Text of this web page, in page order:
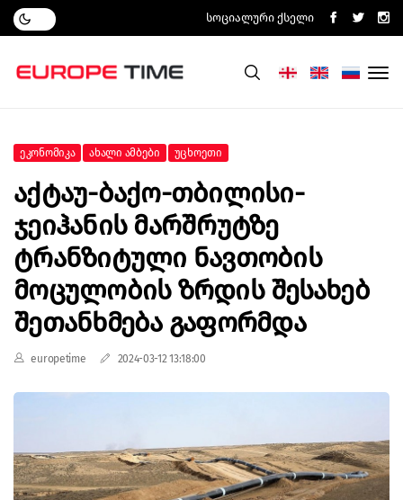
Სოციალური Ქსელი
Ეკონომიკა Ახალი Ამბები Უცხოეთი
Აქტაუ-Ბაქო-Თბილისი-
Ჯეიჰანის Მარშრუტზე
Ტრანზიტული Ნავთობის
Მოცულობის Ზრდის Შესახებ
Შეთანხმება Გაფორმდა
europetime 2024-03-12 13:18:00